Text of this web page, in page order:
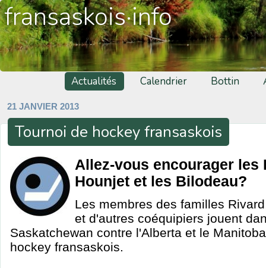
fransaskois·info
Actualités Calendrier Bottin
21 JANVIER 2013
Tournoi de hockey fransaskois
Allez-vous encourager les
Hounjet et les Bilodeau?
Les membres des familles
et d'autres coéquipiers jouent
Saskatchewan contre l'Alberta et le
hockey fransaskois.